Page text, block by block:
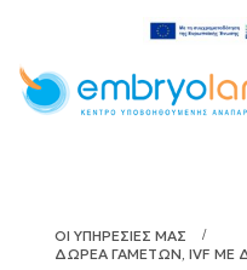
ΟΙ ΥΠΗΡΕΣΙΕΣ ΜΑΣ
ΔΩΡΕΑ ΓΑΜΕΤΩΝ, IVF ΜΕ